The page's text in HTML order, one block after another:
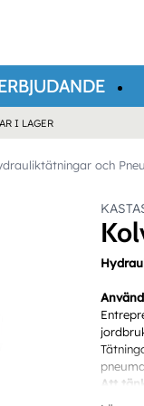
I LAGER
och
Att